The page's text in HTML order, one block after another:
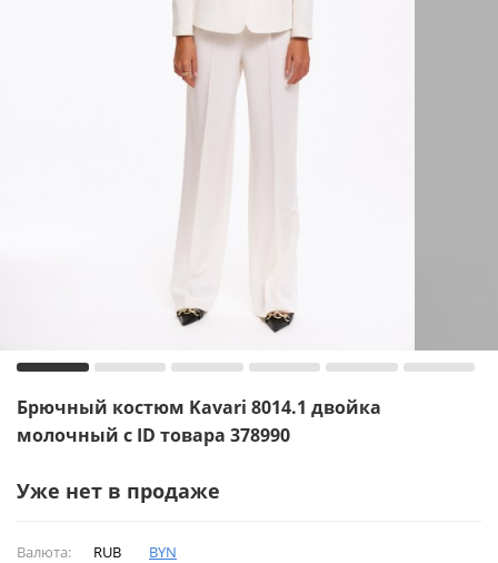
Брючный костюм Kavari 8014.1 двойка
молочный с ID товара 378990
Уже нет в продаже
Валюта: RUB BYN